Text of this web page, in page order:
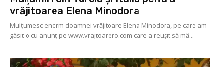
vrăjitoarea Elena Minodora
Mulţumesc enorm doamnei vrăjitoare Elena Minodora, pe care am
găsit-o cu anunț pe www.vrajtoarero.com care a reuşit să mă...